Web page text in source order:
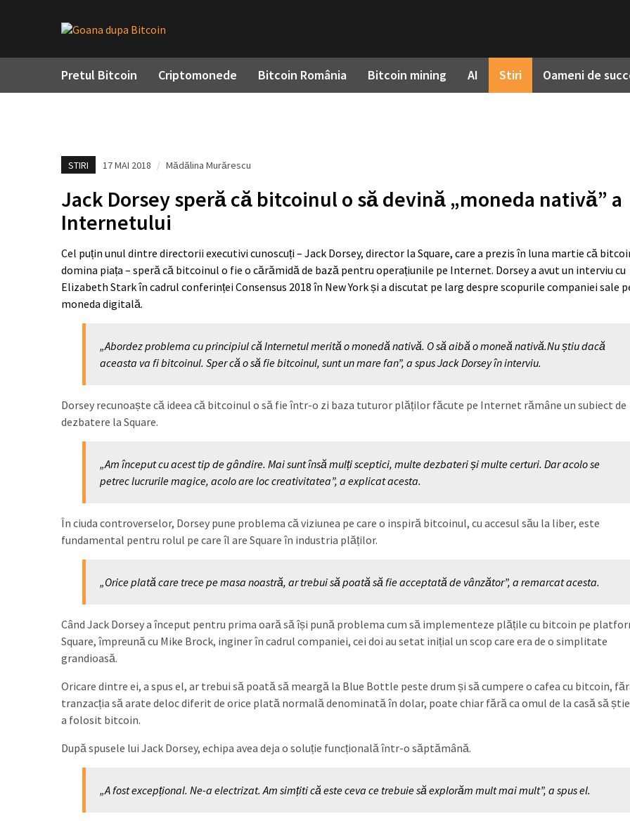
Pretul Bitcoin Criptomonede Bitcoin România Bitcoin mining AI Stiri Oameni de
STIRI 17 MAI 2018 / Mădălina Murărescu
Jack Dorsey speră că bitcoinul o să devină „moneda nativă” a
Internetului
Cel puțin unul dintre directorii executivi cunoscuți – Jack Dorsey, director la Square, care a prezis în luna martie că
domina piața – speră că bitcoinul o fie o cărămidă de bază pentru operațiunile pe Internet. Dorsey a avut un interviu cu
Elizabeth Stark în cadrul conferinței Consensus 2018 în New York și a discutat pe larg despre scopurile companiei sale
moneda digitală.
„Abordez problema cu principiul că Internetul merită o monedă nativă. O să aibă o moneă nativă.Nu știu dacă
aceasta va fi bitcoinul. Sper că o să fie bitcoinul, sunt un mare fan”, a spus Jack Dorsey în interviu.
Dorsey recunoaște că ideea că bitcoinul o să fie într-o zi baza tuturor plăților făcute pe Internet rămâne un subiect de
dezbatere la Square.
„Am început cu acest tip de gândire. Mai sunt însă mulți sceptici, multe dezbateri și multe certuri. Dar acolo se
petrec lucrurile magice, acolo are loc creativitatea”, a explicat acesta.
În ciuda controverselor, Dorsey pune problema că viziunea pe care o inspiră bitcoinul, cu accesul său la liber, este
fundamental pentru rolul pe care îl are Square în industria plăților.
„Orice plată care trece pe masa noastră, ar trebui să poată să fie acceptată de vânzător”, a remarcat acesta.
Când Jack Dorsey a început pentru prima oară să își pună problema cum să implementeze plățile cu bitcoin pe
Square, împreună cu Mike Brock, inginer în cadrul companiei, cei doi au setat inițial un scop care era de o simplitate
grandioasă.
Oricare dintre ei, a spus el, ar trebui să poată să meargă la Blue Bottle peste drum și să cumpere o cafea cu bitcoin,
tranzacția să arate deloc diferit de orice plată normală denominată în dolar, poate chiar fără ca omul de la casă să
a folosit bitcoin.
După spusele lui Jack Dorsey, echipa avea deja o soluție funcțională într-o săptămână.
„A fost excepțional. Ne-a electrizat. Am simțiti că este ceva ce trebuie să explorăm mult mai mult”, a spus el.